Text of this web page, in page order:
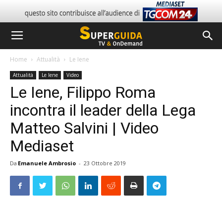
Home Attualità Le Iene
Attualità Le Iene Video
Le Iene, Filippo Roma
incontra il leader della Lega
Matteo Salvini | Video
Mediaset
Da Emanuele Ambrosio - 23 Ottobre 2019